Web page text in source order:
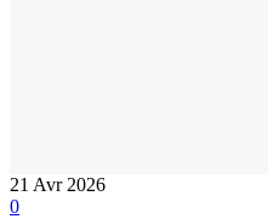
21 Avr 2026
0